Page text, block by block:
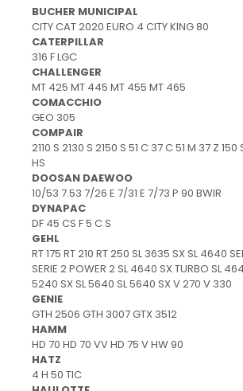
Cilindri hidraulici si burdufe
protectie
Grup electropompa
Bolturi, role si bucsi
MAMMUT LIFT
Mecanice
Electrice
Hidraulice
Motor electric si pompa hidraulica
Cilindru hidraulic si protectie
burduf
ERHEL - HYDRIS
Hidraulice
Electrice
Mecanice
Role, bucse si bolturi
Motoras electric si pompa
Cilindri si burdufuri protectie
BUCHER MUNICIPAL
CITY CAT 2020 EURO 4 CITY KING 80
CATERPILLAR
316 F LGC
CHALLENGER
MT 425 MT 445 MT 455 MT 465
COMACCHIO
GEO 305
COMPAIR
2110 S 2130 S 2150 S 51 C 37 C 51 M 37 Z 150
HS
DOOSAN DAEWOO
10/53 7.53 7/26 E 7/31 E 7/73 P 90 BWIR
DYNAPAC
DF 45 CS F 5 C S
GEHL
RT 175 RT 210 RT 250 SL 3635 SX SL 4640
SERIE 2 POWER 2 SL 4640 SX TURBO SL
5240 SX SL 5640 SL 5640 SX V 270 V 330
GENIE
GTH 2506 GTH 3007 GTX 3512
HAMM
HD 70 HD 70 VV HD 75 V HW 90
HATZ
4 H 50 TIC